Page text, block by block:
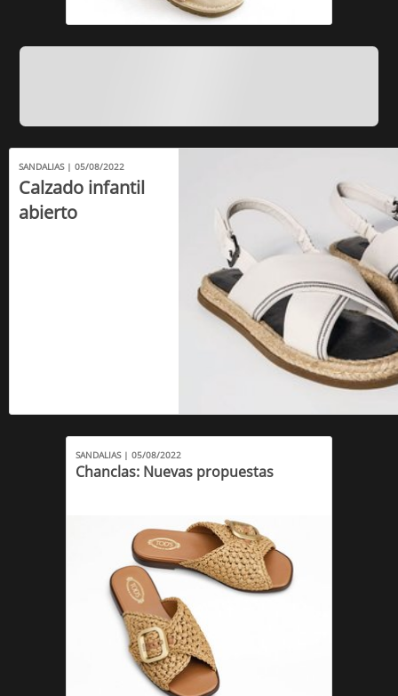
SANDALIAS | 05/08/2022
Calzado infantil
abierto
SANDALIAS | 05/08/2022
Chanclas: Nuevas propuestas